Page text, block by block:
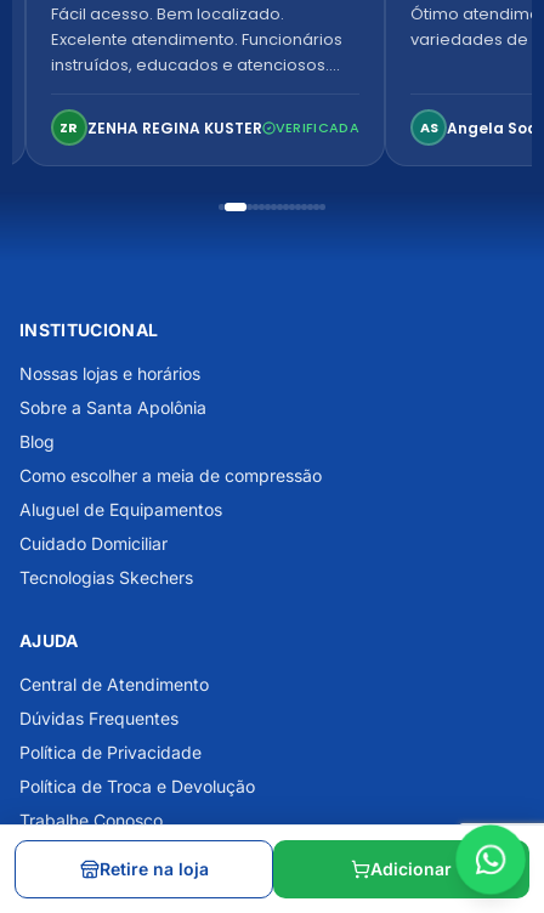
Fácil acesso. Bem localizado.
Excelente atendimento. Funcionários
instruídos, educados e atenciosos.
confortável. Perfeito!
ZR ZENHA REGINA KUSTER VERIFICADA
Ótimo
variedades de
AS Angela
INSTITUCIONAL
Nossas lojas e horários
Sobre a Santa Apolônia
Blog
Como escolher a meia de compressão
Aluguel de Equipamentos
Cuidado Domiciliar
Tecnologias Skechers
AJUDA
Central de Atendimento
Dúvidas Frequentes
Política de Privacidade
Política de Troca e Devolução
Trabalhe Conosco
ATENDIMENTO
Retire na loja Adicionar